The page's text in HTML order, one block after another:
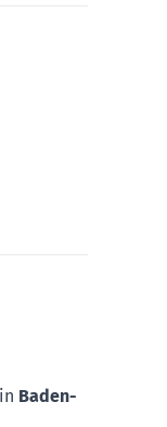
in Baden-